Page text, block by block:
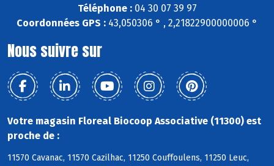
Téléphone :04 30 07 39 97
Coordonnées GPS : 43,050306 ° , 2,21822900000006 °
Nous suivre sur
Votre magasin Floreal Biocoop Associative (11300) est
proche de :
11570 Cavanac, 11570 Cazilhac, 11250 Couffoulens, 11250 Leuc,